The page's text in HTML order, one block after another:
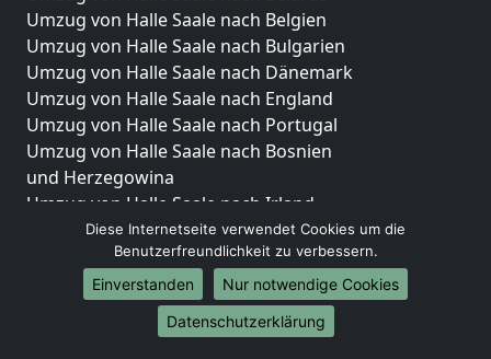
Umzug von Halle Saale nach Belgien
Umzug von Halle Saale nach Bulgarien
Umzug von Halle Saale nach Dänemark
Umzug von Halle Saale nach England
Umzug von Halle Saale nach Portugal
Umzug von Halle Saale nach Bosnien
und Herzegowina
Umzug von Halle Saale nach Irland
Umzug von Halle Saale nach Lettland
Umzug von Halle Saale nach Zypern
Umzug von Halle Saale nach Kroatien
Umzug von Halle Saale nach Estland
Umzug von Halle Saale nach Finnland
Diese Internetseite verwendet Cookies um die
Benutzerfreundlichkeit zu verbessern.
Einverstanden
Nur notwendige Cookies
Datenschutzerklärung